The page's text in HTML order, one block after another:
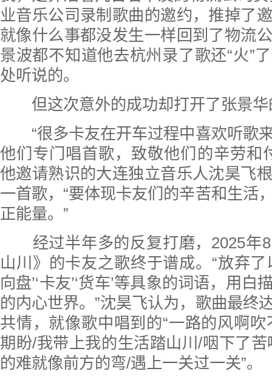
业音乐公司录制歌曲的邀约，推掉了
就像什么事都没发生一样回到了物流
景波都不知道他去杭州录了歌还“火”
处听说的。
但这次意外的成功却打开了张景华
“很多卡友在开车过程中喜欢听歌
他们专门唱首歌，致敬他们的辛劳和
他邀请熟识的大连独立音乐人沈昊飞
一首歌，“要体现卡友们的辛苦和生活
正能量。”
经过半年多的反复打磨，2025年8
山川》的卡友之歌终于谱成。“放弃了
向盘’‘卡友’‘货车’等具象的词语，用
的内心世界。”沈昊飞认为，歌曲最终
共情，就像歌中唱到的“一路的风啊
期盼/我带上我的生活踏山川/咽下了
的难就像前方的弯/遇上一关过一关”。